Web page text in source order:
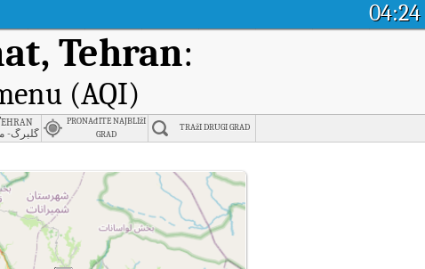
04:24
Tehran:
(AQI)
گلبرگ-
PRONAđITE NAJBLIžI
GRAD
TRAžI DRUGI GRAD